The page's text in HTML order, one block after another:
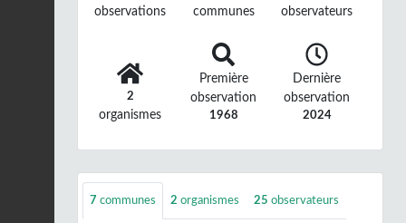
observations communes observateurs
2
organismes
Première
observation
1968
Dernière
observation
2024
7 communes 2 organismes 25 observateurs